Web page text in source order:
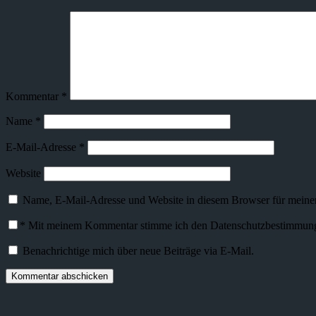
Kommentar *
Name *
E-Mail-Adresse *
Website
Name, E-Mail-Adresse und Website in diesem Browser für
* Mit meinem Kommentar stimme ich den
Benachrichtige mich über neue Beiträge via E-Mail.